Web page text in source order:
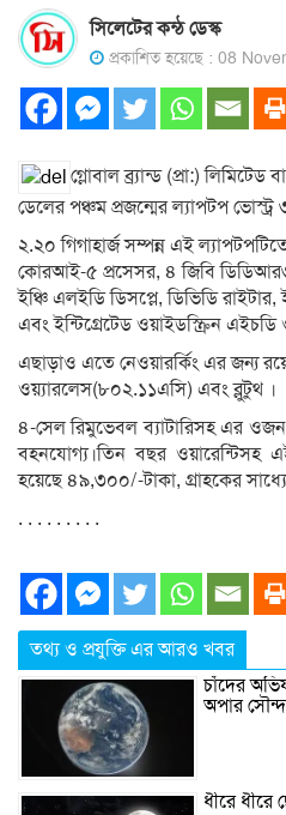
সিলেটের কন্ঠ ডেস্ক
প্রকাশিত হয়েছে : 08
গ্লোবাল ব্র্যান্ড (প্রা:) লিমিটেড
ডেলের পঞ্চম প্রজন্মের ল্যাপটপ
২.২০ গিগাহার্জ সম্পন্ন এই
কোরআই-৫ প্রসেসর, ৪ জিবি ডিডিআর৩
ইঞ্চি এলইডি ডিসপ্লে, ডিভিডি
এবং ইন্টিগ্রেটেড ওয়াইডস্ক্রিন এইচডি
এছাড়াও এতে নেওয়ারর্কিং এর জন্য
ওয়্যারলেস(৮০২.১১এসি) এবং ব্লুটুথ ।
৪-সেল রিমুভেবল ব্যাটারিসহ এর
বহনযোগ্য।তিন বছর ওয়ারেন্টিসহ
হয়েছে ৪৯,৩০০/-টাকা, গ্রাহকের
. . . . . . . . .
তথ্য ও প্রযুক্তি এর আরও খবর
চাঁদের
অপার
ধীরে ধীরে